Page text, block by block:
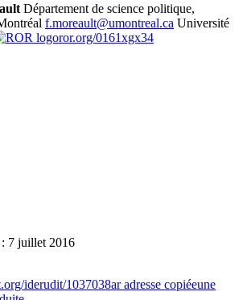
Département de science politique,
f.moreault@umontreal.ca Université
ror.org/0161xgx34
7 juillet 2016
iderudit/1037038aradresse copiéeune